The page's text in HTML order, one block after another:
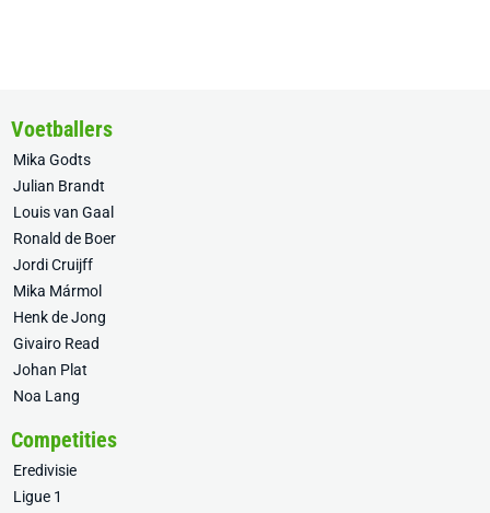
Voetballers
Mika Godts
Julian Brandt
Louis van Gaal
Ronald de Boer
Jordi Cruijff
Mika Mármol
Henk de Jong
Givairo Read
Johan Plat
Noa Lang
Competities
Eredivisie
Ligue 1